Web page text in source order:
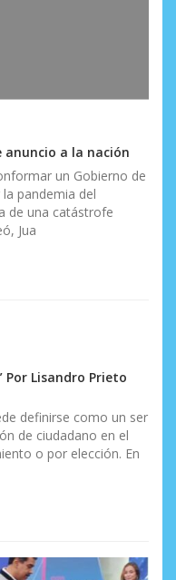
a la nación
un Gobierno de
pandemia del
de una catástrofe
Jua
Por Lisandro Prieto
definirse como un ser
de ciudadano en el
o por elección. En